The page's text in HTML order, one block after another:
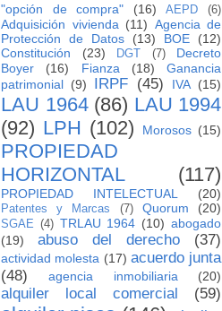
"opción de compra"
(16) AEPD (6)
Adquisición vivienda (11) Agencia de
Protección de Datos
(13) BOE
(12)
Constitución
(23) DGT (7)
Decreto
Boyer
(16) Fianza (18)
Ganancia
patrimonial (9) IRPF (45) IVA (15)
LAU 1964 (86) LAU 1994
(92) LPH (102) Morosos (15)
PROPIEDAD
HORIZONTAL
(117)
PROPIEDAD INTELECTUAL (20)
Patentes y Marcas (7) Quorum (20)
SGAE (4) TRLAU 1964 (10) abogado
(19)
abuso del derecho (37)
actividad molesta (17) acuerdo junta
(48)
agencia inmobiliaria (20)
alquiler local comercial (59)